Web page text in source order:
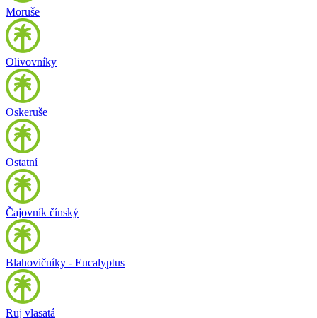
Moruše
Olivovníky
Oskeruše
Ostatní
Čajovník čínský
Blahovičníky - Eucalyptus
Ruj vlasatá